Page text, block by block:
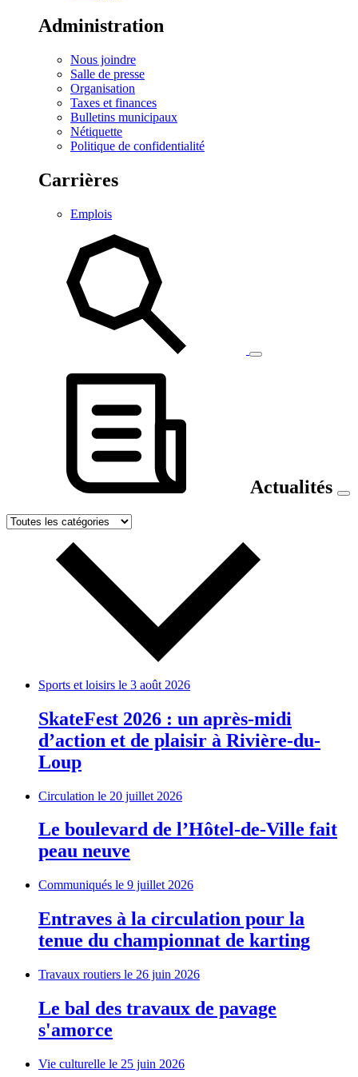
Administration
Nous joindre
Salle de presse
Organisation
Taxes et finances
Bulletins municipaux
Nétiquette
Politique de confidentialité
Carrières
Emplois
Actualités
Sports et loisirs le 3 août 2026
SkateFest 2026 : un après-midi
d’action et de plaisir à Rivière-du-
Loup
Circulation le 20 juillet 2026
Le boulevard de l’Hôtel-de-Ville fait
peau neuve
Communiqués le 9 juillet 2026
Entraves à la circulation pour la
tenue du championnat de karting
Travaux routiers le 26 juin 2026
Le bal des travaux de pavage
s'amorce
Vie culturelle le 25 juin 2026